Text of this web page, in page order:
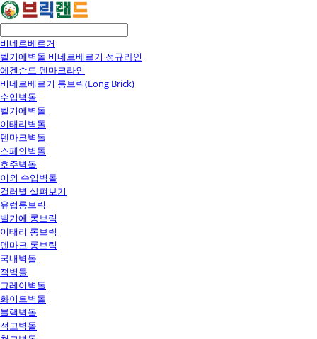
비네르베르거
벨기에벽돌 비네르베르거 정규라인
에겐순드 덴마크라인
비네르베르거 롱브릭(Long Brick)
수입벽돌
벨기에벽돌
이태리벽돌
덴마크벽돌
스페인벽돌
호주벽돌
이외 수입벽돌
컬러별 살펴보기
유럽롱브릭
벨기에 롱브릭
이태리 롱브릭
덴마크 롱브릭
국내벽돌
적벽돌
그레이벽돌
화이트벽돌
블랙벽돌
적고벽돌